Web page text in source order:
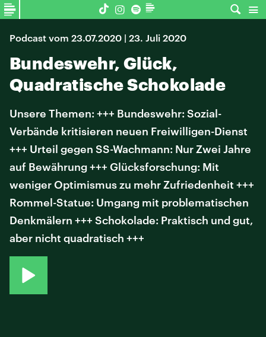
Podcast vom 23.07.2020 | 23. Juli 2020
Bundeswehr, Glück,
Quadratische Schokolade
Unsere Themen: +++ Bundeswehr: Sozial-
Verbände kritisieren neuen Freiwilligen-Dienst
+++ Urteil gegen SS-Wachmann: Nur Zwei Jahre
auf Bewährung +++ Glücksforschung: Mit
weniger Optimismus zu mehr Zufriedenheit +++
Rommel-Statue: Umgang mit problematischen
Denkmälern +++ Schokolade: Praktisch und gut,
aber nicht quadratisch +++